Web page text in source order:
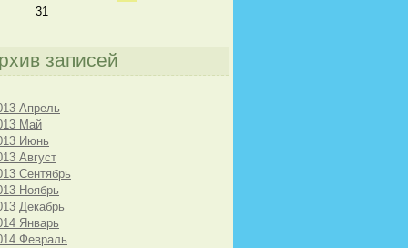
31
записей
Апрель
Май
Июнь
Август
Сентябрь
Ноябрь
Декабрь
Январь
Февраль